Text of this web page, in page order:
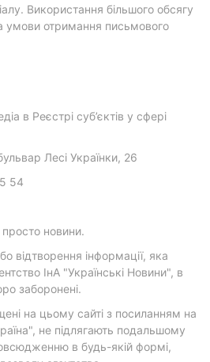
Використання більшого обсягу
умови отримання письмового
в Реєстрі суб’єктів у сфері
Лесі Українки, 26
54
новини.
відтворення інформації, яка
ІнА "Українські Новини", в
заборонені.
на цьому сайті з посиланням на
не підлягають подальшому
в будь-якій формі,